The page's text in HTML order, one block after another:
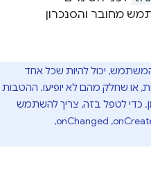
מחובר והסנכרון
יכול להיות שכל אחד
או שחלק מהם לא יופיעו. ההטבות
כדי לטפל בזה, צריך להשתמש
באירועים הרלוונטיים במחזור החיים (onCreated,‏ onChanged,‏